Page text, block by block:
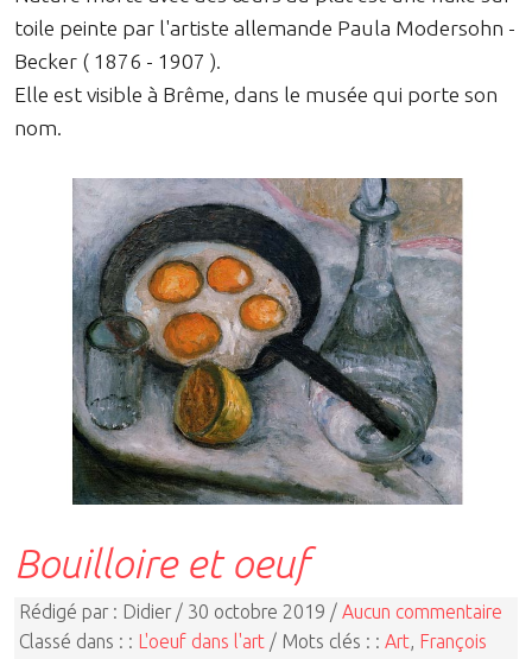
toile peinte par l'artiste allemande Paula Modersohn -
Becker ( 1876 - 1907 ).
Elle est visible à Brême, dans le musée qui porte son
nom.
Bouilloire et oeuf
Rédigé par : Didier / 30 octobre 2019 / Aucun commentaire
Classé dans : : L'oeuf dans l'art / Mots clés : : Art, François